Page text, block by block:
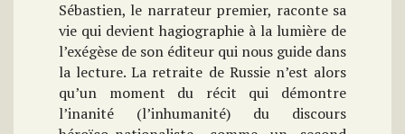
Sébastien, le narrateur premier, raconte sa
vie qui devient hagiographie à la lumière de
l’exégèse de son éditeur qui nous guide dans
la lecture. La retraite de Russie n’est alors
qu’un moment du récit qui démontre
l’inanité (l’inhumanité) du discours